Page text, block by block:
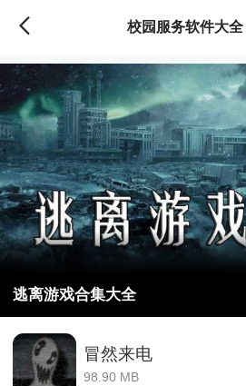
校园服务软件大全
逃离游戏合集大全
冒然来电
98.90 MB